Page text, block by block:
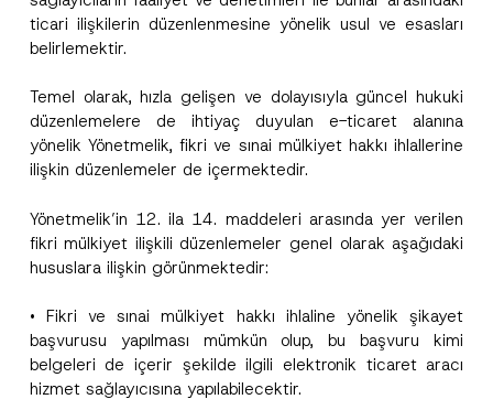
ticari ilişkilerin düzenlenmesine yönelik usul ve esasları
belirlemektir.
Temel olarak, hızla gelişen ve dolayısıyla güncel hukuki
düzenlemelere de ihtiyaç duyulan e-ticaret alanına
yönelik Yönetmelik, fikri ve sınai mülkiyet hakkı ihlallerine
ilişkin düzenlemeler de içermektedir.
Yönetmelik’in 12. ila 14. maddeleri arasında yer verilen
fikri mülkiyet ilişkili düzenlemeler genel olarak aşağıdaki
hususlara ilişkin görünmektedir:
• Fikri ve sınai mülkiyet hakkı ihlaline yönelik şikayet
başvurusu yapılması mümkün olup, bu başvuru kimi
belgeleri de içerir şekilde ilgili elektronik ticaret aracı
hizmet sağlayıcısına yapılabilecektir.